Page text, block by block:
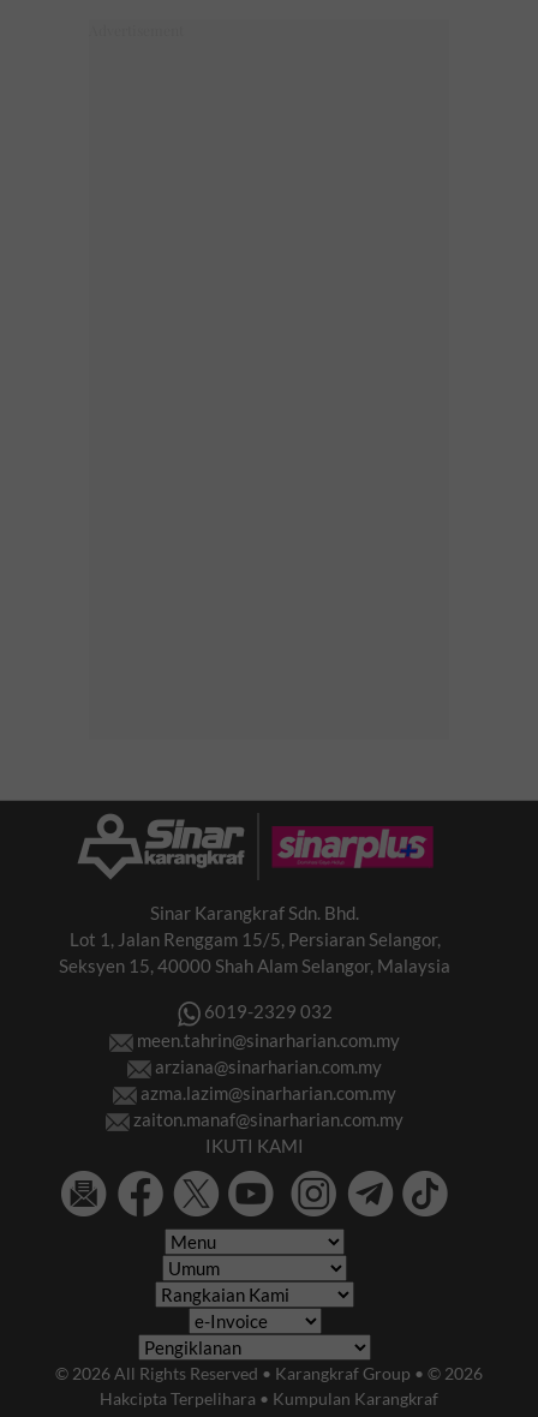
Sinar Karangkraf Sdn. Bhd.
Lot 1, Jalan Renggam 15/5, Persiaran Selangor,
Seksyen 15, 40000 Shah Alam Selangor, Malaysia
6019-2329 032
meen.tahrin@sinarharian.com.my
arziana@sinarharian.com.my
azma.lazim@sinarharian.com.my
zaiton.manaf@sinarharian.com.my
IKUTI KAMI
© 2026 All Rights Reserved • Karangkraf Group • © 2026
Hakcipta Terpelihara • Kumpulan Karangkraf